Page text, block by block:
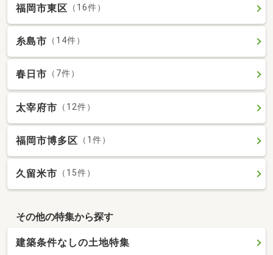
福岡市東区 （16件）
糸島市 （14件）
春日市 （7件）
太宰府市 （12件）
福岡市博多区 （1件）
久留米市 （15件）
その他の特集から探す
建築条件なしの土地特集